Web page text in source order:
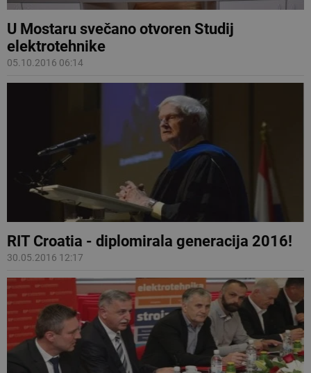
U Mostaru svečano otvoren Studij
elektrotehnike
05.10.2016 06:14
RIT Croatia - diplomirala generacija 2016!
30.05.2016 12:17